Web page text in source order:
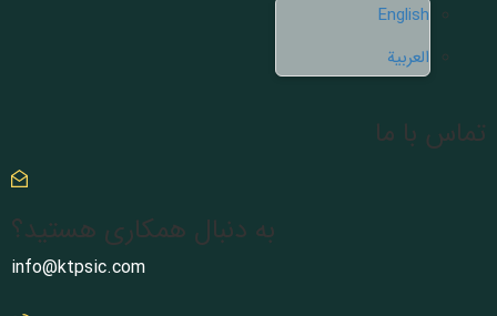
English
العربية
تماس با ما
به دنبال همکاری هستید؟
info@ktpsic.com